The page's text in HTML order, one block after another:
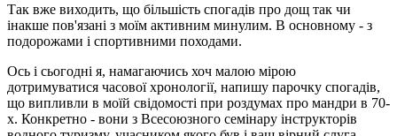
Так вже виходить, що більшість спогадів про дощ так чи
інакше пов'язані з моїм активним минулим. В основному - з
подорожами і спортивними походами.
Ось і сьогодні я, намагаючись хоч малою мірою
дотримуватися часової хронології, напишу парочку спогадів,
що випливли в моїй свідомості при роздумах про мандри в 70-
х. Конкретно - вони з Всесоюзного семінару інструкторів